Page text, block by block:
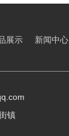
展示 新闻中心
镇